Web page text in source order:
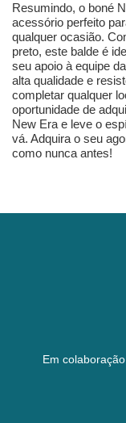
Resumindo, o boné
acessório perfeito
qualquer ocasião.
preto, este balde é
seu apoio à equipe
alta qualidade e
completar qualquer
oportunidade de
New Era e leve o
vá. Adquira o seu
como nunca antes!
Em